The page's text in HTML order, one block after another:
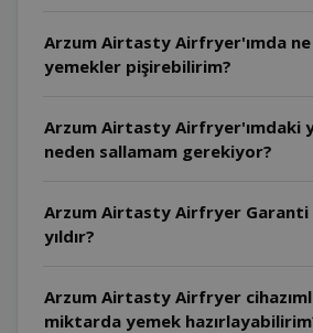
Arzum Airtasty Airfryer'ımda
yemekler pişirebilirim?
Arzum Airtasty Airfryer'ımdaki
neden sallamam gerekiyor?
Arzum Airtasty Airfryer Garanti
yıldır?
Arzum Airtasty Airfryer
miktarda yemek